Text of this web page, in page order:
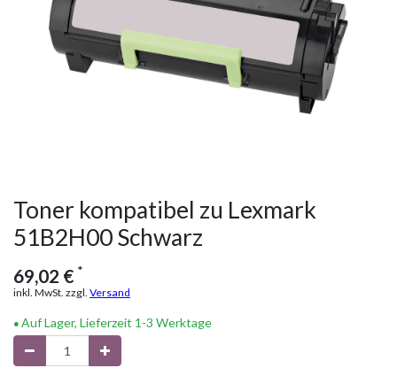
Toner kompatibel zu Lexmark
51B2H00 Schwarz
69,02 € *
inkl. MwSt. zzgl. Versand
Auf Lager, Lieferzeit 1-3 Werktage